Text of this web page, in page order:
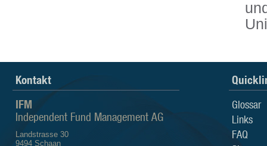
Kontakt
IFM
Independent Fund Management AG
Landstrasse 30
9494 Schaan
Glossar
Links
FAQ